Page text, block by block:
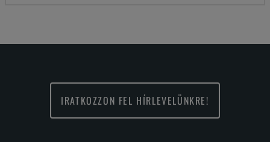
IRATKOZZON FEL HÍRLEVELÜNKRE!